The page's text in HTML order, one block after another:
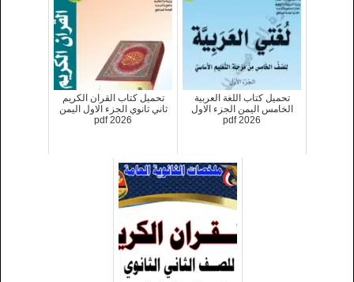
تحميل كتاب اللغة العربية
الخامس اليمن الجزء الاول
2026 pdf
تحميل كتاب القران الكريم
ثاني ثانوي الجزء الاول اليمن
2026 pdf